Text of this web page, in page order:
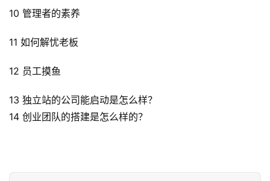
10 管理者的素养
11 如何解忧老板
12 员工摸鱼
13 独立站的公司能启动是怎么样？
14 创业团队的搭建是怎么样的？